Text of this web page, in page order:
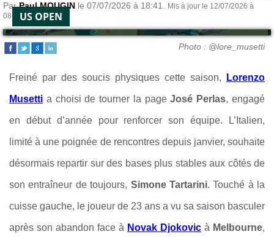
ParPaul MOUGIN le 07/07/2026 à 18:41.
Mis à jour le 12/07/2026 à
08:31.US OPEN
Photo : @lore_musetti
Freiné par des soucis physiques cette saison, Lorenzo
Musetti a choisi de tourner la pageJosé Perlas, engagé
en début d’année pour renforcer son équipe. L’Italien,
limité à une poignée de rencontres depuis janvier, souhaite
désormais repartir sur des bases plus stables aux côtés de
son entraîneur de toujours, Simone Tartarini. Touché à la
cuisse gauche, le joueur de 23 ans a vu sa saison basculer
après son abandon face à Novak Djokovic à Melbourne,